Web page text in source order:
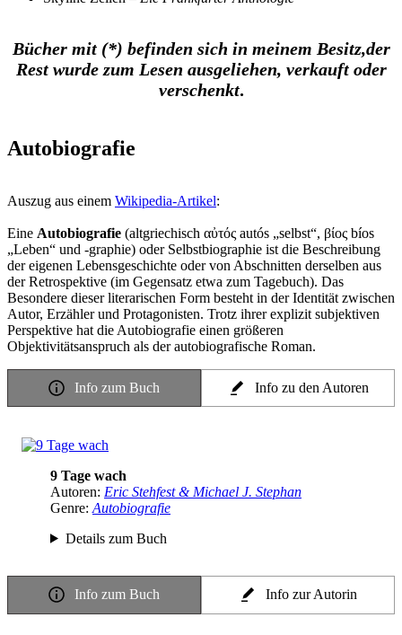
Bücher mit (*) befinden sich in meinem Besitz,der
Rest wurde zum Lesen ausgeliehen, verkauft oder
verschenkt.
Autobiografie
Auszug aus einem Wikipedia-Artikel:
Eine Autobiografie (altgriechisch αὐτός autós „selbst“, βίος bíos
„Leben“ und -graphie) oder Selbstbiographie ist die Beschreibung
der eigenen Lebensgeschichte oder von Abschnitten derselben aus
der Retrospektive (im Gegensatz etwa zum Tagebuch). Das
Besondere dieser literarischen Form besteht in der Identität zwischen
Autor, Erzähler und Protagonisten. Trotz ihrer explizit subjektiven
Perspektive hat die Autobiografie einen größeren
Objektivitätsanspruch als der autobiografische Roman.
Info zum Buch Info zu den Autoren
9 Tage wach
Autoren: Eric Stehfest & Michael J. Stephan
Genre: Autobiografie
Details zum Buch
Info zum Buch Info zur Autorin